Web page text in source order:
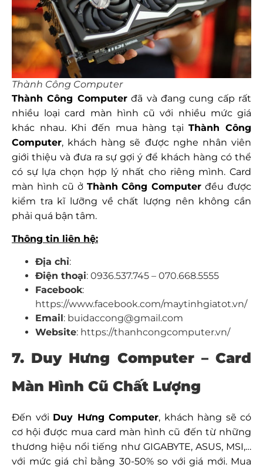
Thành Công Computer
Thành Công Computerđã và đang cung cấp rất
nhiều loại card màn hình cũ với nhiều mức giá
khác nhau. Khi đến mua hàng tạiThành Công
Computer, khách hàng sẽ được nghe nhân viên
giới thiệu và đưa ra sự gợi ý để khách hàng có thể
có sự lựa chọn hợp lý nhất cho riêng mình. Card
màn hình cũ ở Thành Công Computer đều được
kiểm tra kĩ lưỡng về chất lượng nên không cần
phải quá bận tâm.
Thông tin liên hệ:
Địa chỉ:
Điện thoại: 0936.537.745 – 070.668.5555
Facebook:
https://www.facebook.com/maytinhgiatot.vn/
Email: buidaccong@gmail.com
Website: https://thanhcongcomputer.vn/
7. Duy Hưng Computer – Card
Màn Hình Cũ Chất Lượng
Đến với Duy Hưng Computer, khách hàng sẽ có
cơ hội được mua card màn hình cũ đến từ những
thương hiệu nổi tiếng như GIGABYTE, ASUS, MSI,…
với mức giá chỉ bằng 30-50% so với giá mới. Mua